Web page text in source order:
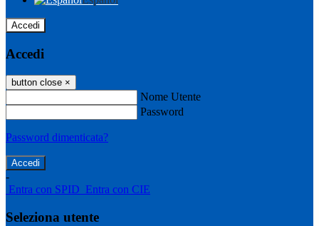
Accedi
Accedi
button close ×
Nome Utente
Password
Password dimenticata?
-
Entra con SPID Entra con CIE
Seleziona utente